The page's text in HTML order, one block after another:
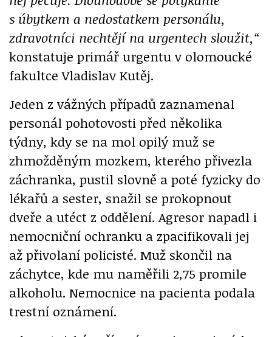
s úbytkem a nedostatkem personálu,
zdravotníci nechtějí na urgentech sloužit,“
konstatuje primář urgentu v olomoucké
fakultce Vladislav Kutěj.
Jeden z vážných případů zaznamenal
personál pohotovosti před několika
týdny, kdy se na mol opilý muž se
zhmožděným mozkem, kterého přivezla
záchranka, pustil slovně a poté fyzicky do
lékařů a sester, snažil se prokopnout
dveře a utéct z oddělení. Agresor napadl i
nemocniční ochranku a zpacifikovali jej
až přivolaní policisté. Muž skončil na
záchytce, kde mu naměřili 2,75 promile
alkoholu. Nemocnice na pacienta podala
trestní oznámení.